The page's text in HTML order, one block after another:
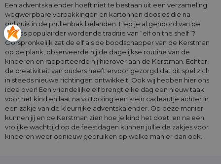
Een adventskalender hoeft niet te bestaan uit een verzameling
wegwerpbare verpakkingen en kartonnen doosjes die na
gebruik in de prullenbak belanden. Heb je al gehoord van de
steeds populairder wordende traditie van “elf on the shelf”?
Oorspronkelijk zat de elf als de boodschapper van de Kerstman
op de plank, observeerde hij de dagelijkse routine van de
kinderen en rapporteerde hij hierover aan de Kerstman. Echter,
de creativiteit van ouders heeft ervoor gezorgd dat dit spel zich
in steeds nieuwe richtingen ontwikkelt. Ook wij hebben hier ons
idee over! Een vriendelijke elf brengt elke dag een nieuw taak
voor het kind en laat na voltooiing een klein cadeautje achter in
een zakje van de kleurrijke adventskalender. Op deze manier
kunnen jij en de Kerstman zien hoe je kind het doet, en na een
vrolijke wachttijd op de feestdagen kunnen jullie de zakjes voor
kinderen weer opnieuw gebruiken op welke manier dan ook.